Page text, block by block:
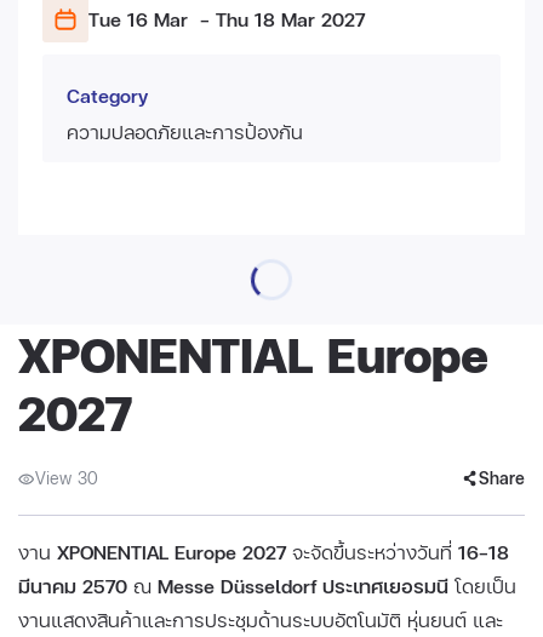
Tue 16 Mar - Thu 18 Mar 2027
Category
ความปลอดภัยและการป้องกัน
XPONENTIAL Europe
2027
View 30 Share
งาน XPONENTIAL Europe 2027จะจัดขึ้นระหว่างวันที่ 16–18
มีนาคม 2570 ณ Messe Düsseldorf ประเทศเยอรมนี โดยเป็น
งานแสดงสินค้าและการประชุมด้านระบบอัตโนมัติ หุ่นยนต์ และ